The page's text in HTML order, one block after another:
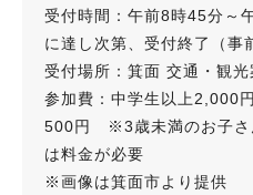
受付時間：午前8時45分
に達し次第、受付終了（事
受付場所：箕面 交通・観光
参加費：中学生以上2,000
500円 ※3歳未満のお子さ
は料金が必要
※画像は箕面市より提供